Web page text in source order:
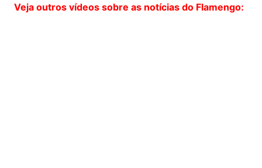
Veja outros vídeos sobre as notícias do Flamengo: